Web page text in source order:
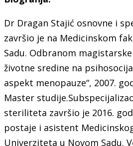
Dr Dragan Stajić osnovne i
završio je na Medicinskom
Sadu. Odbranom
životne sredine na
aspekt menopauze“, 2007.
Master
steriliteta završio je 2016.
postaje i asistent
Univerziteta u Novom Sadu.